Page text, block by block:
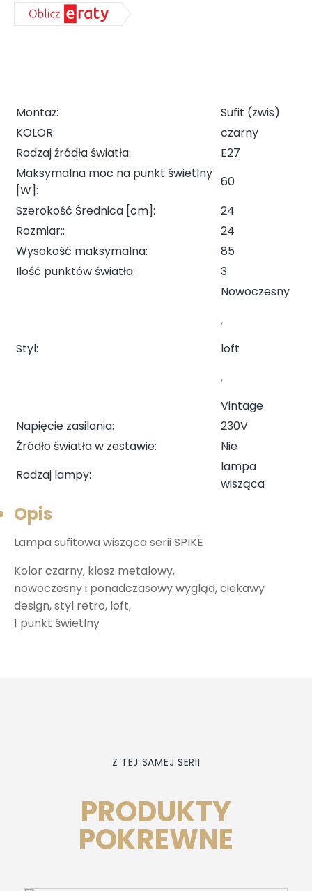
LAMPA
WISZĄCA
Montaż:
Sufit (zwis)
KOLOR:
czarny
Rodzaj źródła światła:
E27
Maksymalna moc na punkt świetlny
[W]:
60
Szerokość Średnica [cm]:
24
Rozmiar::
24
Wysokość maksymalna:
85
Ilość punktów światła: 3
Styl:
Nowoczesny
,
loft
,
Vintage
Napięcie zasilania:
230V
Źródło światła w zestawie:
Nie
Rodzaj lampy:
lampa
wisząca
Opis
Lampa sufitowa wisząca serii SPIKE
Kolor czarny, klosz metalowy,
nowoczesny i ponadczasowy wygląd, ciekawy
design, styl retro, loft,
1 punkt świetlny
Z TEJ SAMEJ SERII
PRODUKTY
POKREWNE